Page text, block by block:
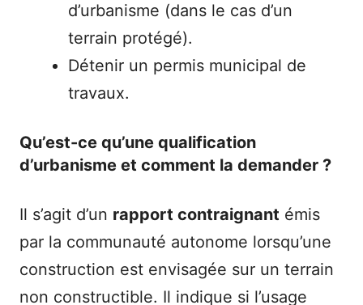
d’urbanisme (dans le cas d’un
terrain protégé).
Détenir un permis municipal de
travaux.
Qu’est-ce qu’une qualification
d’urbanisme et comment la demander ?
Il s’agit d’un rapport contraignant émis
par la communauté autonome lorsqu’une
construction est envisagée sur un terrain
non constructible. Il indique si l’usage